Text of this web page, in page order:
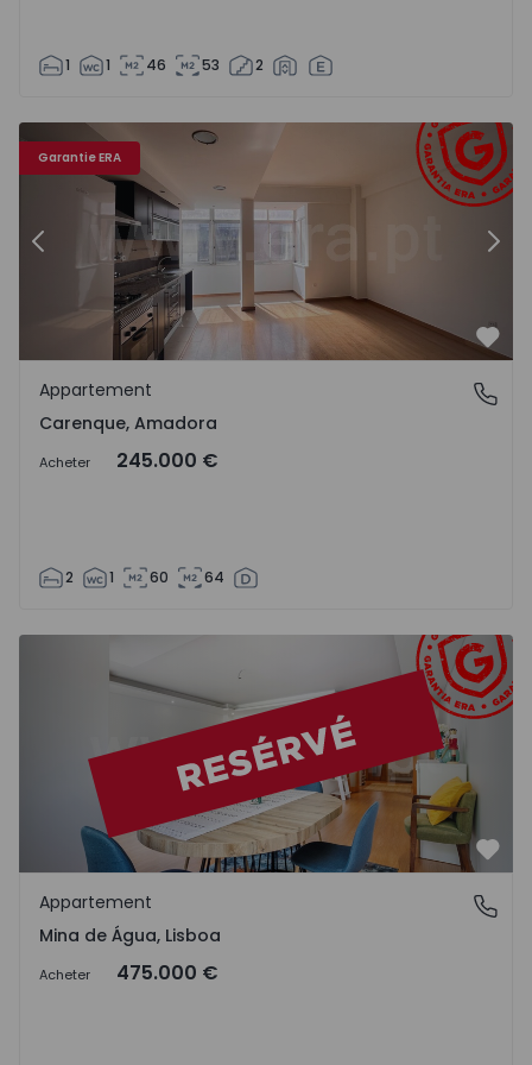
1 1 46 53 2
Garantie ERA
Appartement T2 Amadora, Carenque - 1551085 - 24
Précédent
Carenque, Amadora
Appartement
Carenque, Amadora
Acheter 245.000 €
2 1 60 64
Appartement T3 Amadora, Mina de Água - 1551887 - 52
Mina de Água, Lisboa
Appartement
Mina de Água, Lisboa
Acheter 475.000 €